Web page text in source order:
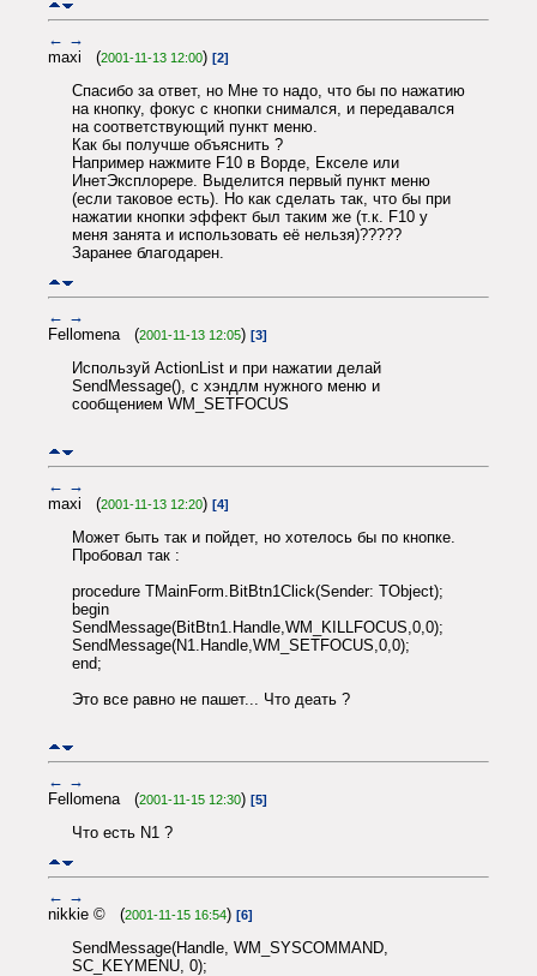
← →
maxi (2001-11-13 12:00) [2]
Спасибо за ответ, но Мне то надо, что бы по нажатию
на кнопку, фокус с кнопки снимался, и передавался
на соответствующий пункт меню.
Как бы получше объяснить ?
Например нажмите F10 в Ворде, Екселе или
ИнетЭксплорере. Выделится первый пункт меню
(если таковое есть). Но как сделать так, что бы при
нажатии кнопки эффект был таким же (т.к. F10 у
меня занята и использовать её нельзя)?????
Заранее благодарен.
← →
Fellomena (2001-11-13 12:05) [3]
Используй ActionList и при нажатии делай
SendMessage(), с хэндлм нужного меню и
сообщением WM_SETFOCUS
← →
maxi (2001-11-13 12:20) [4]
Может быть так и пойдет, но хотелось бы по кнопке.
Пробовал так :
procedure TMainForm.BitBtn1Click(Sender: TObject);
begin
SendMessage(BitBtn1.Handle,WM_KILLFOCUS,0,0);
SendMessage(N1.Handle,WM_SETFOCUS,0,0);
еnd;
Это все равно не пашет... Что деать ?
← →
Fellomena (2001-11-15 12:30) [5]
Что есть N1 ?
← →
nikkie © (2001-11-15 16:54) [6]
SendMessage(Handle, WM_SYSCOMMAND,
SC_KEYMENU, 0);